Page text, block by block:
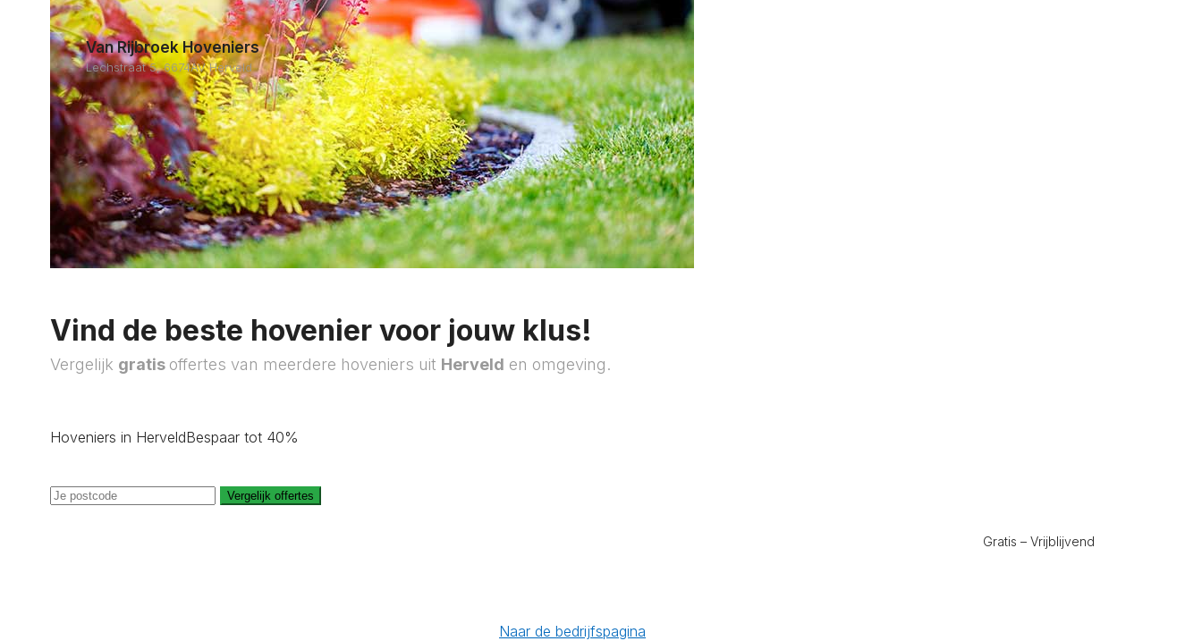
Van Rijbroek Hoveniers
Lechstraat 5, 6674AV Herveld
Vind de beste hovenier voor jouw klus!
Vergelijk gratis offertes van meerdere hoveniers uit Herveld en omgeving.
Hoveniers in HerveldBespaar tot 40%
Vergelijk offertes
Gratis – Vrijblijvend
Naar de bedrijfspagina